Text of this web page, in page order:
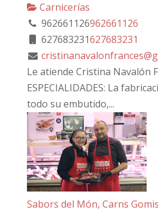
Carnicerías
962661126962661126
627683231627683231
Le atiende Cristina Navalón
ESPECIALIDADES: La
todo su embutido,...
Sabors del Món, Carns